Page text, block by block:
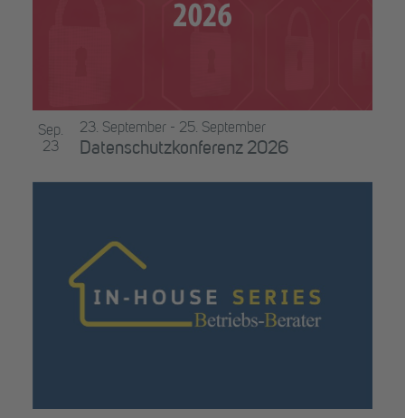
Sep.
23
Datenschutzkonferenz 2026
23. September - 25. September